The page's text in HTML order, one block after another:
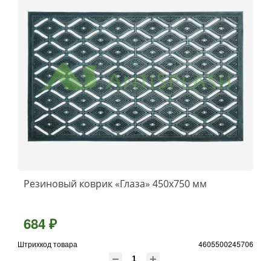
Резиновый коврик «Глаза» 450x750 мм
684 ₽
Штрихкод товара 4605500245706